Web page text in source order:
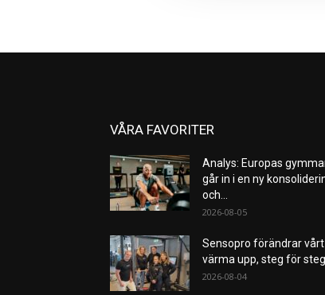
VÅRA FAVORITER
Analys: Europas
går in i en ny
och...
2026-08-05
Sensopro förändrar
värma upp, steg för steg
2026-08-04